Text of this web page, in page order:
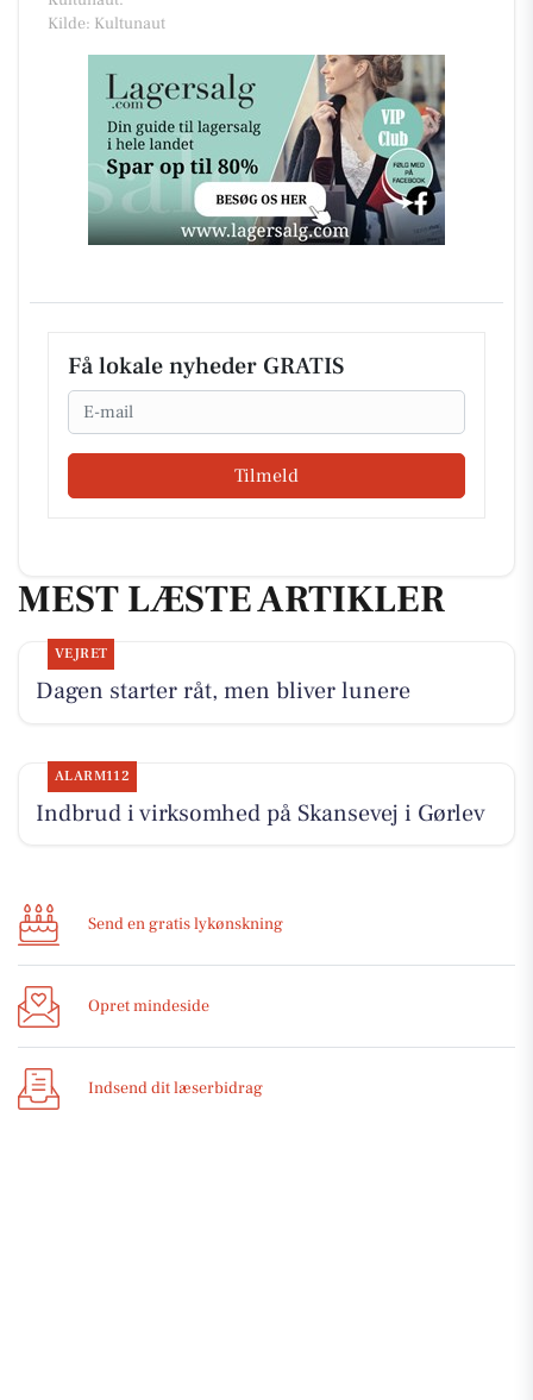
Kilde: Kultunaut
Få lokale nyheder GRATIS
Email
Tilmeld
MEST LÆSTE ARTIKLER
VEJRET
Dagen starter råt, men bliver lunere
ALARM112
Indbrud i virksomhed på Skansevej i Gørlev
Send en gratis lykønskning
Opret mindeside
Indsend dit læserbidrag